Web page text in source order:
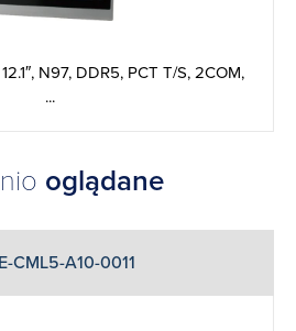
N97, DDR5, PCT T/S, 2COM,
...
oglądane
CML5-A10-0011